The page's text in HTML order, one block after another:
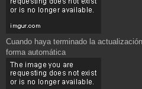
Cuando haya terminado la
forma automática